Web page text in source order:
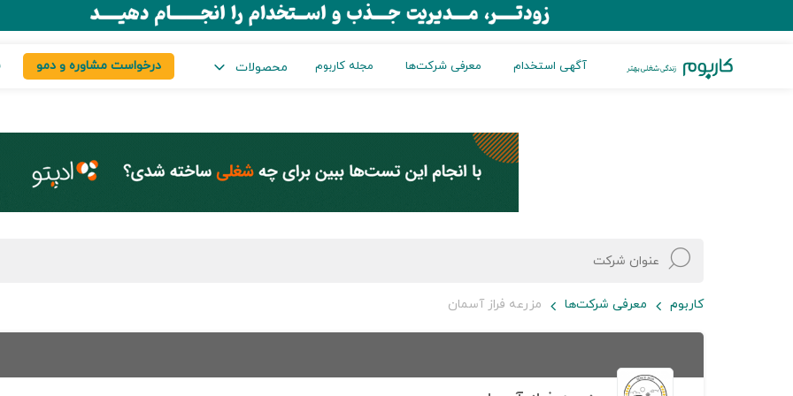
آگهی استخدام معرفی شرکت‌ها مجله کاربوم محصولات درخواست مشاوره و دمو
کاربوم معرفی شرکت‌ها مزرعه فراز آسمان